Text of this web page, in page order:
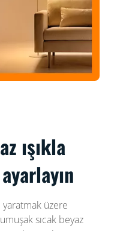
ışıkla
üzere
sıcak beyaz